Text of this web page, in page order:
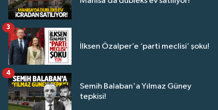
İlksen Özalper’e ‘parti meclisi’ şoku!
3
Semih Balaban'a Yılmaz Güney
tepkisi!
4